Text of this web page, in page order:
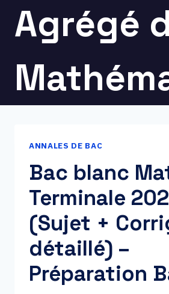
Agrégé
ANNALES DE BAC
Bac blanc
Terminale
(Sujet +
détaillé) –
Préparation